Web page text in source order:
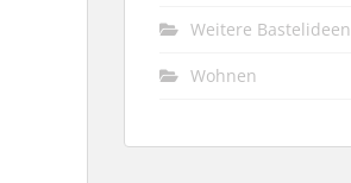
Weitere Bastelideen
Wohnen